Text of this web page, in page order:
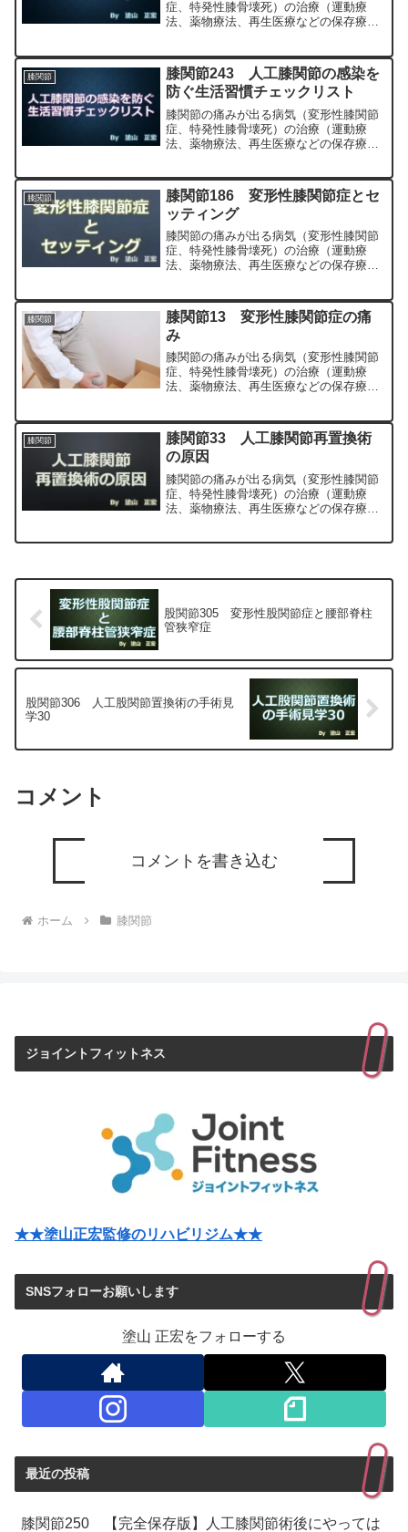
症、特発性膝骨壊死）の治療（運動療
法、薬物療法、再生医療などの保存療
専門医（人工関節手術を専門）の塗山正
宏が色々と説明します。
膝関節
膝関節243 人工膝関節の感染を
防ぐ生活習慣チェックリスト
膝関節の痛みが出る病気（変形性膝関節
症、特発性膝骨壊死）の治療（運動療
法、薬物療法、再生医療などの保存療
専門医（人工関節手術を専門）の塗山正
宏が色々と説明します。
膝関節
膝関節186 変形性膝関節症とセ
ッティング
膝関節の痛みが出る病気（変形性膝関節
症、特発性膝骨壊死）の治療（運動療
法、薬物療法、再生医療などの保存療
専門医（人工関節手術を専門）の塗山正
宏が色々と説明します。
膝関節
膝関節13 変形性膝関節症の痛
み
膝関節の痛みが出る病気（変形性膝関節
症、特発性膝骨壊死）の治療（運動療
法、薬物療法、再生医療などの保存療
専門医（人工関節手術を専門）の塗山正
宏が色々と説明します。
膝関節
膝関節33 人工膝関節再置換術
の原因
膝関節の痛みが出る病気（変形性膝関節
症、特発性膝骨壊死）の治療（運動療
法、薬物療法、再生医療などの保存療
股関節305 変形性股関節症と腰部脊柱
管狭窄症
股関節306 人工股関節置換術の手術見
学30
コメント
コメントを書き込む
ホーム 膝関節
ジョイントフィットネス
★★塗山正宏監修のリハビリジム★★
SNSフォローお願いします
塗山 正宏をフォローする
最近の投稿
膝関節250 【完全保存版】人工膝関節術後にやっては